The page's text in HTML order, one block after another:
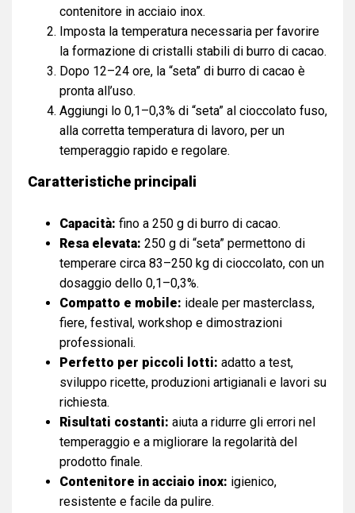
contenitore in acciaio inox.
Imposta la temperatura necessaria per favorire
la formazione di cristalli stabili di burro di cacao.
Dopo 12–24 ore, la “seta” di burro di cacao è
pronta all’uso.
Aggiungi lo 0,1–0,3% di “seta” al cioccolato fuso,
alla corretta temperatura di lavoro, per un
temperaggio rapido e regolare.
Caratteristiche principali
Capacità: fino a 250 g di burro di cacao.
Resa elevata: 250 g di “seta” permettono di
temperare circa 83–250 kg di cioccolato, con un
dosaggio dello 0,1–0,3%.
Compatto e mobile: ideale per masterclass,
fiere, festival, workshop e dimostrazioni
professionali.
Perfetto per piccoli lotti: adatto a test,
sviluppo ricette, produzioni artigianali e lavori su
richiesta.
Risultati costanti: aiuta a ridurre gli errori nel
temperaggio e a migliorare la regolarità del
prodotto finale.
Contenitore in acciaio inox: igienico,
resistente e facile da pulire.